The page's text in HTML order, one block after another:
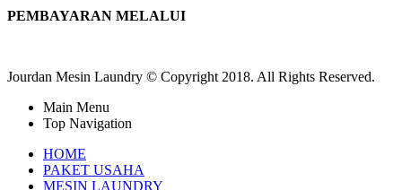
PEMBAYARAN MELALUI
Jourdan Mesin Laundry © Copyright 2018. All Rights Reserved.
Main Menu
Top Navigation
HOME
PAKET USAHA
MESIN LAUNDRY